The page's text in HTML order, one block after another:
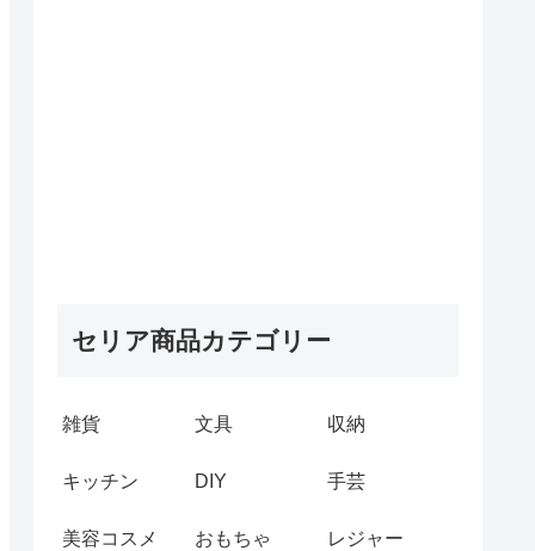
セリア商品カテゴリー
雑貨 文具 収納
キッチン DIY 手芸
美容コスメ おもちゃ レジャー